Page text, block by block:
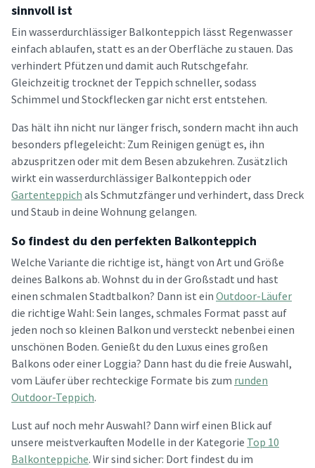
sinnvoll ist
Ein wasserdurchlässiger Balkonteppich lässt Regenwasser
einfach ablaufen, statt es an der Oberfläche zu stauen. Das
verhindert Pfützen und damit auch Rutschgefahr.
Gleichzeitig trocknet der Teppich schneller, sodass
Schimmel und Stockflecken gar nicht erst entstehen.
Das hält ihn nicht nur länger frisch, sondern macht ihn auch
besonders pflegeleicht: Zum Reinigen genügt es, ihn
abzuspritzen oder mit dem Besen abzukehren. Zusätzlich
wirkt ein wasserdurchlässiger Balkonteppich oder
Gartenteppich als Schmutzfänger und verhindert, dass Dreck
und Staub in deine Wohnung gelangen.
So findest du den perfekten Balkonteppich
Welche Variante die richtige ist, hängt von Art und Größe
deines Balkons ab. Wohnst du in der Großstadt und hast
einen schmalen Stadtbalkon? Dann ist ein Outdoor-Läufer
die richtige Wahl: Sein langes, schmales Format passt auf
jeden noch so kleinen Balkon und versteckt nebenbei einen
unschönen Boden. Genießt du den Luxus eines großen
Balkons oder einer Loggia? Dann hast du die freie Auswahl,
vom Läufer über rechteckige Formate bis zum runden
Outdoor-Teppich.
Lust auf noch mehr Auswahl? Dann wirf einen Blick auf
unsere meistverkauften Modelle in der Kategorie Top 10
Balkonteppiche. Wir sind sicher: Dort findest du im